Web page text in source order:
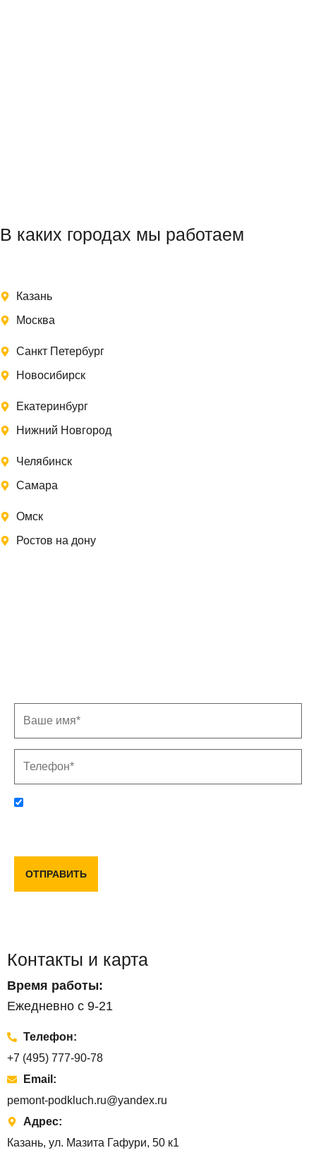
В каких городах мы работаем
Казань
Москва
Санкт Петербург
Новосибирск
Екатеринбург
Нижний Новгород
Челябинск
Самара
Омск
Ростов на дону
ОТПРАВИТЬ
Контакты и карта
Время работы:
Ежедневно с 9-21
Телефон:
+7 (495) 777-90-78
Email:
pemont-podkluch.ru@yandex.ru
Адрес:
Казань, ул. Мазита Гафури, 50 к1